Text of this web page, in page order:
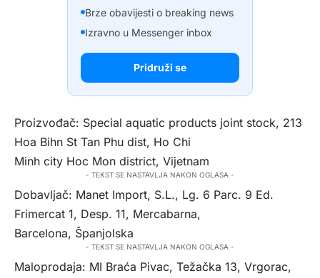
Brze obavijesti o breaking news
Izravno u Messenger inbox
Pridruži se
Proizvođač: Special aquatic products joint stock, 213
Hoa Bihn St Tan Phu dist, Ho Chi
Minh city Hoc Mon district, Vijetnam
- TEKST SE NASTAVLJA NAKON OGLASA -
Dobavljač: Manet Import, S.L., Lg. 6 Parc. 9 Ed.
Frimercat 1, Desp. 11, Mercabarna,
Barcelona, Španjolska
- TEKST SE NASTAVLJA NAKON OGLASA -
Maloprodaja: MI Braća Pivac, Težačka 13, Vrgorac,